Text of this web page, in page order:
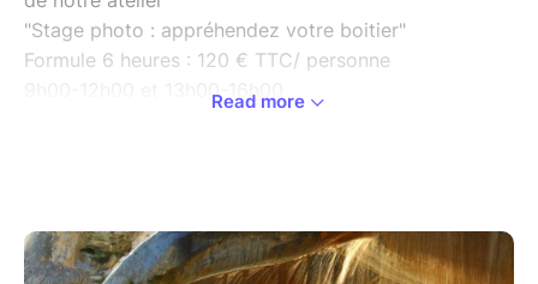
"Stage photo : appréhendez votre boitier"
Formule 6 heures : 120 € TTC/ personne
9h00-12h00 et 13h00-16h00
Travail sur le triangle d'expo, la lumière, la
composition au travers de différents sujets
Read more